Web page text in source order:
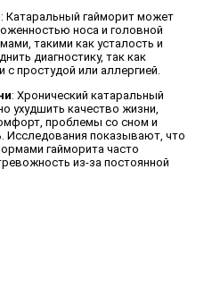
: Катаральный гайморит может
носа и головной
такими как усталость и
диагностику, так как
простудой или аллергией.
: Хронический катаральный
ухудшить качество жизни,
проблемы со сном и
Исследования показывают, что
гайморита часто
из-за постоянной